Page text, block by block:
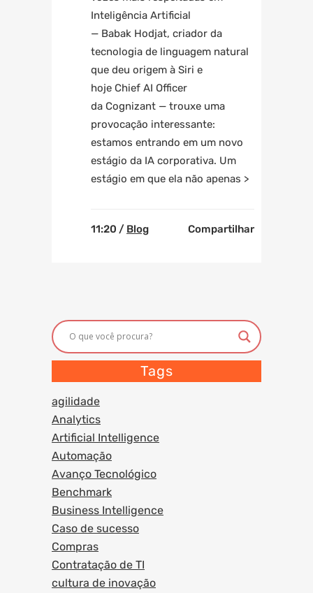
Inteligência Artificial
— Babak Hodjat, criador da
tecnologia de linguagem natural
que deu origem à Siri e
hoje Chief AI Officer
da Cognizant — trouxe uma
provocação interessante:
estamos entrando em um novo
estágio da IA corporativa. Um
estágio em que ela não apenas >
11:20 / Blog Compartilhar
Tags
agilidade
Analytics
Artificial Intelligence
Automação
Avanço Tecnológico
Benchmark
Business Intelligence
Caso de sucesso
Compras
Contratação de TI
cultura de inovação